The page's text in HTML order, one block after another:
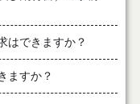
はできますか？
ますか？